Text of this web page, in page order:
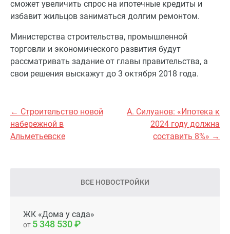
сможет увеличить спрос на ипотечные кредиты и
избавит жильцов заниматься долгим ремонтом.
Министерства строительства, промышленной
торговли и экономического развития будут
рассматривать задание от главы правительства, а
свои решения выскажут до 3 октября 2018 года.
← Строительство новой
набережной в
Альметьевске
А. Силуанов: «Ипотека к
2024 году должна
составить 8%» →
ВСЕ НОВОСТРОЙКИ
ЖК «Дома у сада»
от 5 348 530